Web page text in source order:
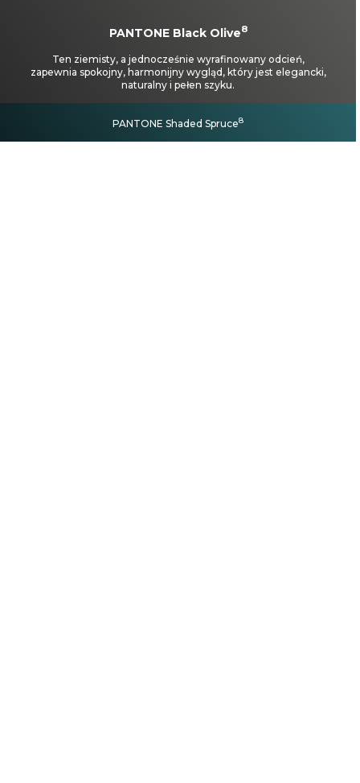
PANTONE Black Olive8
Ten ziemisty, a jednocześnie wyrafinowany odcień,
zapewnia spokojny, harmonijny wygląd, który jest elegancki,
naturalny i pełen szyku.
PANTONE Shaded Spruce8